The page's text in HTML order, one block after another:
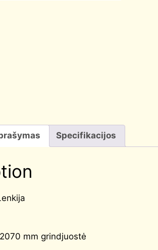
Specifikacijos
mm grindjuostė